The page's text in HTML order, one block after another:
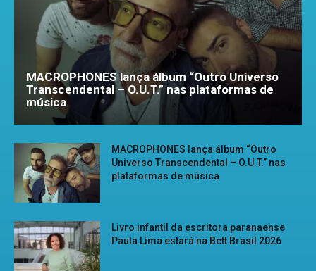
MACROPHONES lança álbum “Outro Universo
Transcendental – O.U.T.” nas plataformas de
música
MACROPHONES lança álbum “Outro
Universo Transcendental – O.U.T.” nas
plataformas de música
Livro infantil da escritora paranaense
Paula Lima estará na Bett Brasil 2026